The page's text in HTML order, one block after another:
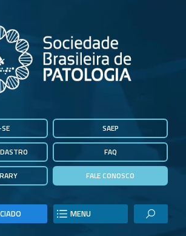
SAEP
FAQ
FALE CONOSCO
MENU